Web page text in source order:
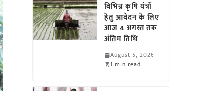
विभिन्न कृषि यंत्रों
हेतु आवेदन के लिए
आज 4 अगस्त तक
अंतिम तिथि
August 5, 2026
1 min read